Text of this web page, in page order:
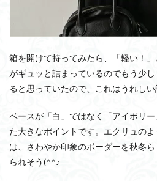
箱を開けて持ってみたら、「軽い！
がギュッと詰まっているのでもう少
ると思っていたので、これはうれしい
ベースが「白」ではなく「アイボリ
た大きなポイントです。エクリュの
は、さわやか印象のボーダーを秋冬
られそう(^^♪